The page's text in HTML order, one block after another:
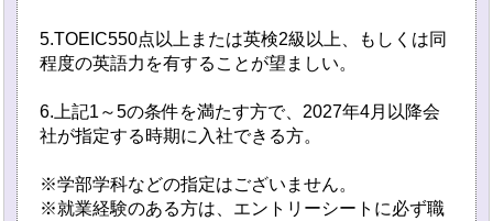
5.TOEIC550点以上または英検2級以上、もしくは同
程度の英語力を有することが望ましい。
6.上記1～5の条件を満たす方で、2027年4月以降会
社が指定する時期に入社できる方。
※学部学科などの指定はございません。
※就業経験のある方は、エントリーシートに必ず職